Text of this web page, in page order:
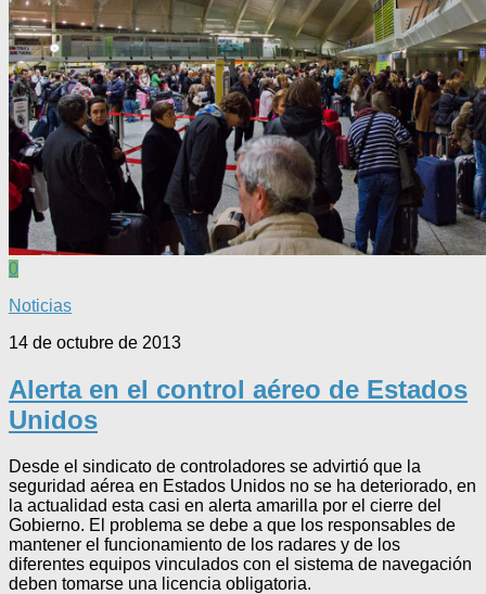
0
Noticias
14 de octubre de 2013
Alerta en el control aéreo de Estados
Unidos
Desde el sindicato de controladores se advirtió que la
seguridad aérea en Estados Unidos no se ha deteriorado, en
la actualidad esta casi en alerta amarilla por el cierre del
Gobierno. El problema se debe a que los responsables de
mantener el funcionamiento de los radares y de los
diferentes equipos vinculados con el sistema de navegación
deben tomarse una licencia obligatoria.